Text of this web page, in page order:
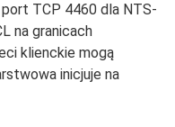
TCP 4460 dla NTS-
na granicach
klienckie mogą
inicjuje na